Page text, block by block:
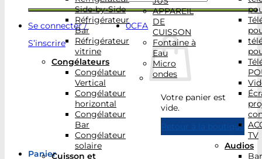
Se connecter /
S’inscrire
0CFA
Votre panier est
vide.
Retour à la boutique
Panier
Side-by-Side
Réfrigérateur
Bar
Réfrigérateur
vitrine
Congélateurs
Congélateur
Vertical
Congélateur
horizontal
Congélateur
Bar
Congélateur
solaire
Cuisson et
APPAREIL
DE
CUISSON
Fontaine à
Eau
Micro
ondes
TV
Audios